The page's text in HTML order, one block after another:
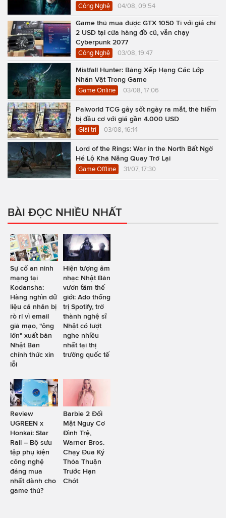
Công Nghệ 04/08, 09:54
Game thủ mua được GTX 1050 Ti với giá chỉ
2 USD tại cửa hàng đồ cũ, vẫn chạy
Cyberpunk 2077
Công Nghệ 03/08, 19:47
Mistfall Hunter: Bảng Xếp Hạng Các Lớp
Nhân Vật Trong Game
Game Online 03/08, 17:06
Palworld TCG gây sốt ngày ra mắt, thẻ hiếm
bị đầu cơ với giá gần 4.000 USD
Giải trí 03/08, 16:14
Lord of the Rings: War in the North Bất Ngờ
Hé Lộ Khả Năng Quay Trở Lại
Game Offline 31/07, 17:30
BÀI ĐỌC NHIỀU NHẤT
Sự cố an ninh
mạng tại
Kodansha:
Hàng nghìn dữ
liệu cá nhân bị
rò rỉ vì email
giả mạo, "ông
lớn" xuất bản
Nhật Bản
chính thức xin
lỗi
Hiện tượng âm
nhạc Nhật Bản
vươn tầm thế
giới: Ado thống
trị Spotify, trở
thành nghệ sĩ
Nhật có lượt
nghe nhiều
nhất tại thị
trường quốc tế
Review
UGREEN x
Honkai: Star
Rail – Bộ sưu
tập phụ kiện
công nghệ
đáng mua
nhất dành cho
game thủ?
Barbie 2 Đối
Mặt Nguy Cơ
Đình Trệ,
Warner Bros.
Chạy Đua Ký
Thỏa Thuận
Trước Hạn
Chót